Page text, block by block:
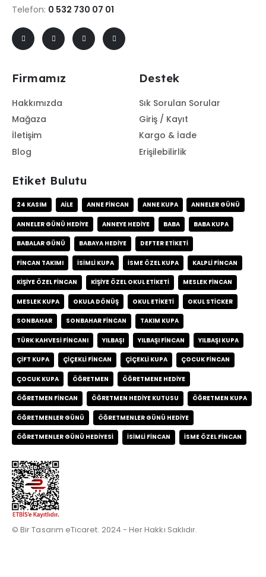
Telefon: 0 532 730 07 01
Firmamız
Hakkımızda
Mağaza
İletişim
Blog
Destek
Sık Sorulan Sorular
Giriş / Kayıt
Kargo & İade
Erişilebilirlik
Etiket Bulutu
24 KASIM AILE ANNE FINCAN ANNE KUPA ANNELER GÜNÜ
ANNELER GÜNÜ HEDIYE ANNEYE HEDIYE BABA BABA KUPA
BABALAR GÜNÜ BABAYA HEDIYE DEFTER ETIKETI
FINCAN TAKIMI ISIMLI KUPA ISME ÖZEL KUPA KALPLI FINCAN
KIŞIYE ÖZEL FINCAN KIŞIYE ÖZEL OKUL ETIKETI MESLEK FINCAN
MESLEK KUPA OKULA DÖNÜŞ OKUL ETIKETI OKUL STICKER
SONBAHAR SONBAHAR FINCAN TAKIM KUPA
TÜRK KAHVESI FINCANI YILBAŞI YILBAŞI FINCAN YILBAŞI KUPA
ÇIFT KUPA ÇIÇEKLI FINCAN ÇIÇEKLI KUPA ÇOCUK FINCAN
ÇOCUK KUPA ÖĞRETMEN ÖĞRETMENE HEDIYE
ÖĞRETMEN FINCAN ÖĞRETMEN HEDIYE KUTUSU ÖĞRETMEN KUPA
ÖĞRETMENLER GÜNÜ ÖĞRETMENLER GÜNÜ HEDIYE
ÖĞRETMENLER GÜNÜ HEDIYESI İSIMLI FINCAN İSME ÖZEL FINCAN
© Bir Tasarım eTicaret. 2024 - Her Hakkı Saklıdır.